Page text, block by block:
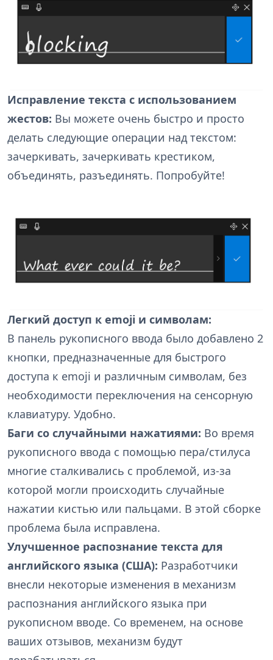
Исправление текста с использованием
жестов: Вы можете очень быстро и просто
делать следующие операции над текстом:
зачеркивать, зачеркивать крестиком,
объединять, разъединять. Попробуйте!
Легкий доступ к emoji и символам:
В панель рукописного ввода было добавлено 2
кнопки, предназначенные для быстрого
доступа к emoji и различным символам, без
необходимости переключения на сенсорную
клавиатуру. Удобно.
Баги со случайными нажатиями: Во время
рукописного ввода с помощью пера/стилуса
многие сталкивались с проблемой, из-за
которой могли происходить случайные
нажатии кистью или пальцами. В этой сборке
проблема была исправлена.
Улучшенное распознание текста для
английского языка (США): Разработчики
внесли некоторые изменения в механизм
распознания английского языка при
рукописном вводе. Со временем, на основе
ваших отзывов, механизм будут